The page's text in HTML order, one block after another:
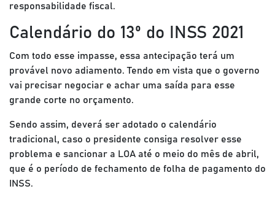
responsabilidade fiscal.
Calendário do 13º do INSS 2021
Com todo esse impasse, essa antecipação terá um
provável novo adiamento. Tendo em vista que o governo
vai precisar negociar e achar uma saída para esse
grande corte no orçamento.
Sendo assim, deverá ser adotado o calendário
tradicional, caso o presidente consiga resolver esse
problema e sancionar a LOA até o meio do mês de abril,
que é o período de fechamento de folha de pagamento do
INSS.